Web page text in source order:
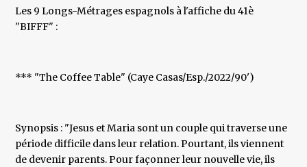
Les 9 Longs-Métrages espagnols à l'affiche du 41è
"BIFFF" :
*** "The Coffee Table" (Caye Casas/Esp./2022/90')
Synopsis : "Jesus et Maria sont un couple qui traverse une
période difficile dans leur relation. Pourtant, ils viennent
de devenir parents. Pour façonner leur nouvelle vie, ils